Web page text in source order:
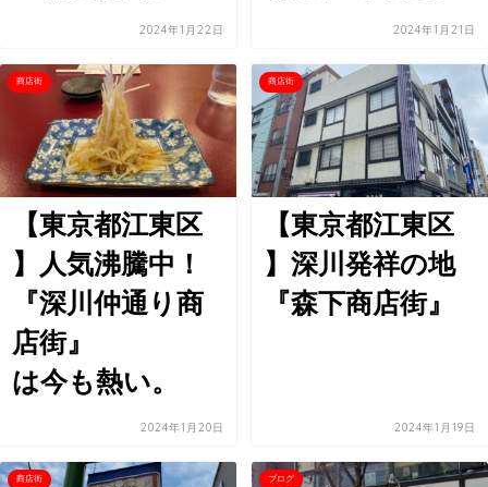
2024年1月22日 2024年1月21日
商店街
【東京都江東区
】人気沸騰中！
『深川仲通り商
店街』
は今も熱い。
2024年1月20日
商店街
【東京都江東区
】深川発祥の地
『森下商店街』
2024年1月19日
商店街 ブログ